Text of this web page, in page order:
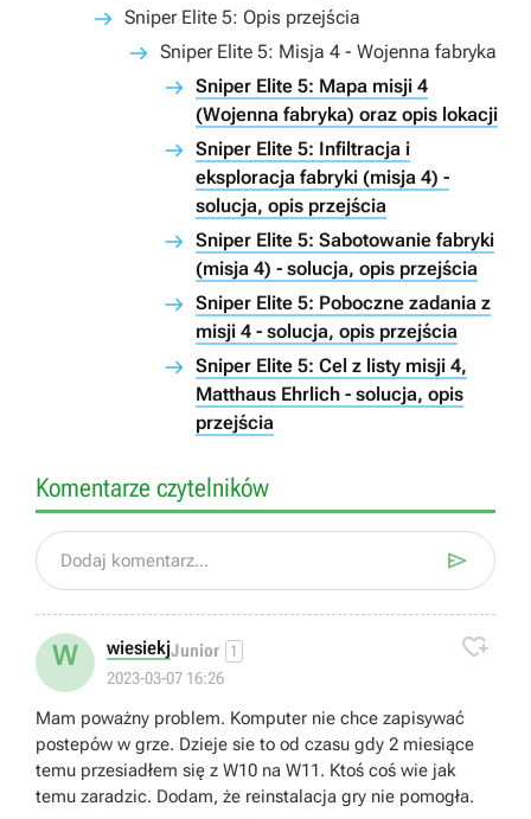
Sniper Elite 5: Opis przejścia
Sniper Elite 5: Misja 4 - Wojenna fabryka
Sniper Elite 5: Mapa misji 4
(Wojenna fabryka) oraz opis lokacji
Sniper Elite 5: Infiltracja i
eksploracja fabryki (misja 4) -
solucja, opis przejścia
Sniper Elite 5: Sabotowanie fabryki
(misja 4) - solucja, opis przejścia
Sniper Elite 5: Poboczne zadania z
misji 4 - solucja, opis przejścia
Sniper Elite 5: Cel z listy misji 4,
Matthaus Ehrlich - solucja, opis
przejścia
Komentarze czytelników
Dodaj komentarz... 
W wiesiekjJunior 1
2023-03-07 16:26

Mam poważny problem. Komputer nie chce zapisywać
postepów w grze. Dzieje sie to od czasu gdy 2 miesiące
temu przesiadłem się z W10 na W11. Ktoś coś wie jak
temu zaradzic. Dodam, że reinstalacja gry nie pomogła.